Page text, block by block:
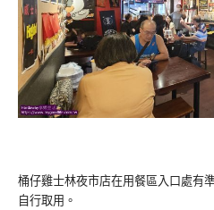
桶仔雞士林夜市店在用餐區入口處有
自行取用。